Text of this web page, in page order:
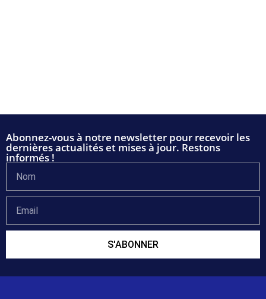
Abonnez-vous à notre newsletter pour recevoir les
dernières actualités et mises à jour. Restons
informés !
S'ABONNER